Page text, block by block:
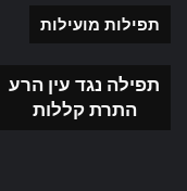
תפילות מועילות
תפילה נגד עין הרע
התרת קללות